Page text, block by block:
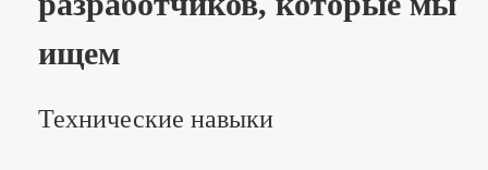
ищем
Технические навыки